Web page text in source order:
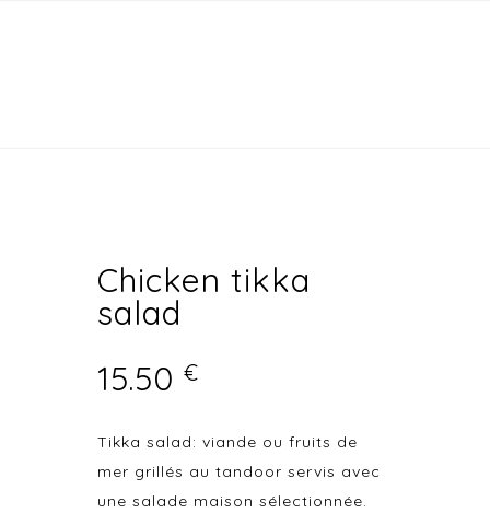
Chicken tikka
salad
15.50 €
Tikka salad: viande ou fruits de
mer grillés au tandoor servis avec
une salade maison sélectionnée.